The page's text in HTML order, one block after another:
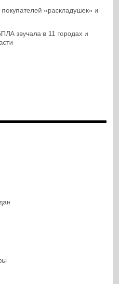
«раскладушек» и
звучала в 11 городах и